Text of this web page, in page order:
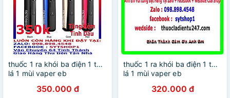
thuốc 1 ra khói ba điện 1 tử 1
lá 1 mùi vaper eb
350.000 đ
thuốc 1 ra khói ba điện 1 tử 1
lá 1 mùi vaper eb
320.000 đ